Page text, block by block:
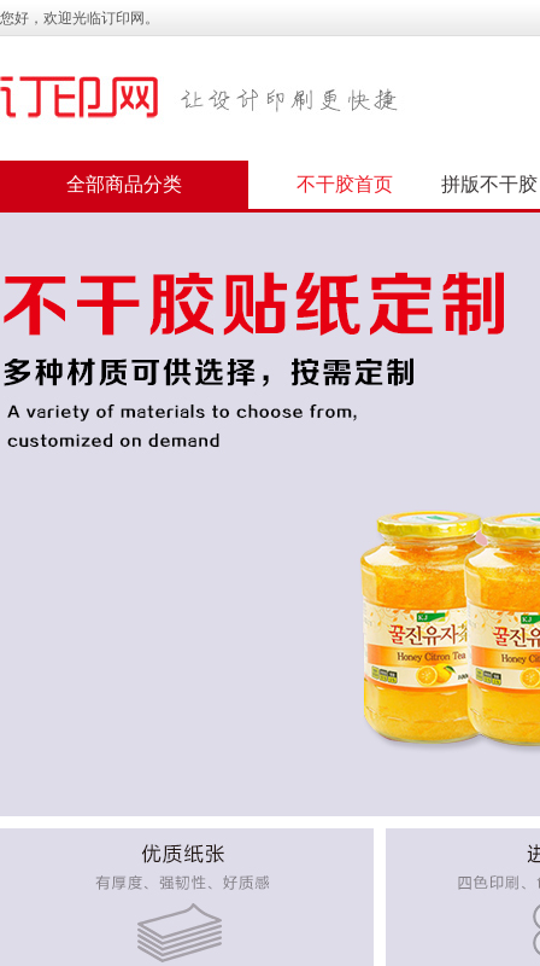
您好，欢迎光临订印网。
全部商品分类 不干胶首页 拼版不干胶